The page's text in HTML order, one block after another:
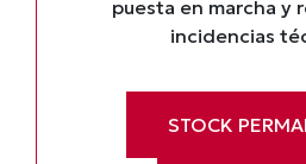
puesta en marcha y
incidencias
STOCK